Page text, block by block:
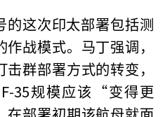
这次印太部署包括测
战模式。马丁强调，
群部署方式的转变，
35规模应该“变得更